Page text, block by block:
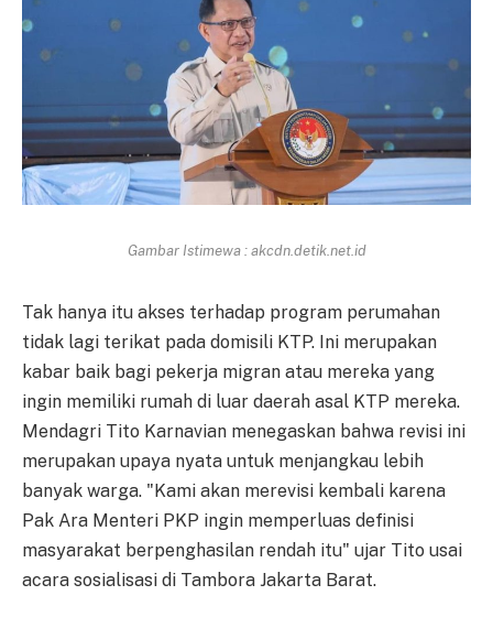
Gambar Istimewa : akcdn.detik.net.id
Tak hanya itu akses terhadap program perumahan
tidak lagi terikat pada domisili KTP. Ini merupakan
kabar baik bagi pekerja migran atau mereka yang
ingin memiliki rumah di luar daerah asal KTP mereka.
Mendagri Tito Karnavian menegaskan bahwa revisi ini
merupakan upaya nyata untuk menjangkau lebih
banyak warga. "Kami akan merevisi kembali karena
Pak Ara Menteri PKP ingin memperluas definisi
masyarakat berpenghasilan rendah itu" ujar Tito usai
acara sosialisasi di Tambora Jakarta Barat.